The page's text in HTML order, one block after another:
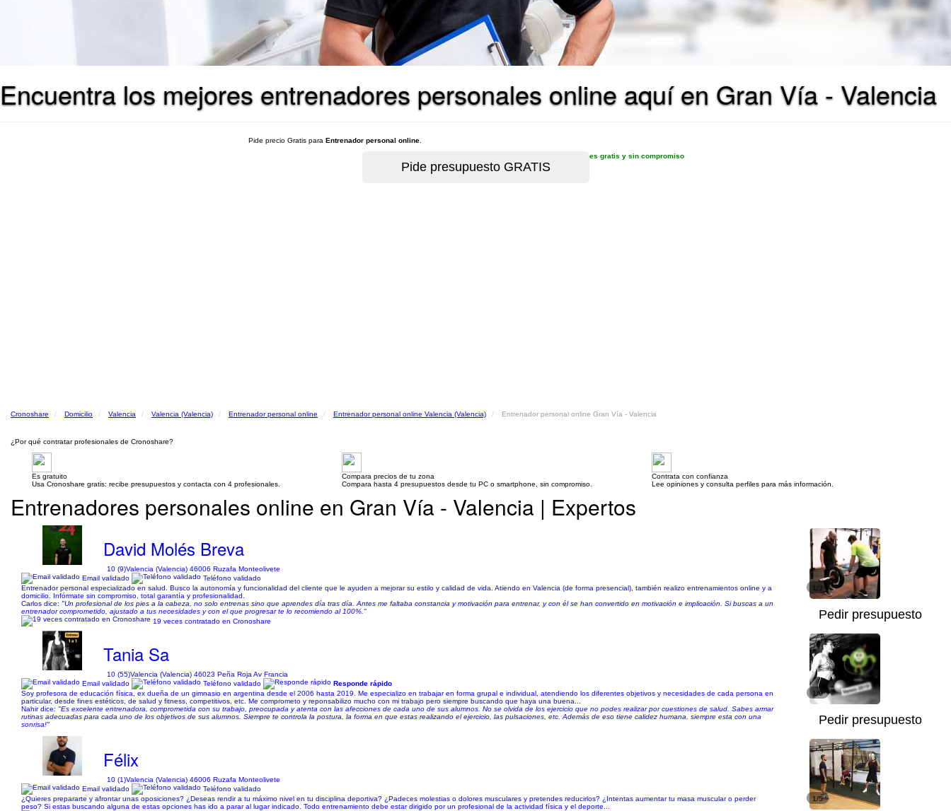
Encuentra los mejores entrenadores personales online aquí en Gran Vía - Valencia
Pide precio Gratis para Entrenador personal online
es gratis y sin compromiso
Cronoshare Domicilio Valencia Valencia (Valencia) Entrenador personal online Entrenador personal online Valencia (Valencia) Entrenador personal online Gran Vía - Valencia
¿Por qué contratar profesionales de Cronoshare?
Es gratuito
Usa Cronoshare gratis: recibe presupuestos y contacta con 4 profesionales.
Compara precios de tu zona
Compara hasta 4 presupuestos desde tu PC o smartphone, sin compromiso.
Contrata con confianza
Lee opiniones y consulta perfiles para más información.
Entrenadores personales online en Gran Vía - Valencia | Expertos
David Molés Breva
10 (9)Valencia (Valencia) 46006 Ruzafa Monteolivete
Email validado
Teléfono validado
Entrenador personal especializado en salud. Busco la autonomía y funcionalidad del cliente que le ayuden a mejorar su estilo y calidad de vida. Atiendo en Valencia (de forma presencial), también realizo entrenamientos online y a
domicilio. Infórmate sin compromiso, total garantía y profesionalidad.
Carlos dice: "Un profesional de los pies a la cabeza, no solo entrenas sino que aprendes día tras día. Antes me faltaba constancia y motivación para entrenar, y con él se han convertido en motivación e implicación. Si buscas a un
entrenador comprometido, ajustado a tus necesidades y con el que progresar te lo recomiendo al 100%."
19 veces contratado en Cronoshare
1/3
Pedir presupuesto
Tania Sa
10 (55)Valencia (Valencia) 46023 Peña Roja Av Francia
Email validado
Teléfono validado
Responde rápido
Soy profesora de educación física, ex dueña de un gimnasio en argentina desde el 2006 hasta 2019. Me especializo en trabajar en forma grupal e individual, atendiendo los diferentes objetivos y necesidades de cada persona en
particular, desde fines estéticos, de salud y fitness, competitivos, etc. Me comprometo y reponsabilizo mucho con mi trabajo pero siempre buscando que haya una buena...
Nahir dice: "Es excelente entrenadora, comprometida con su trabajo, preocupada y atenta con las afecciones de cada uno de sus alumnos. No se olvida de los ejercicio que no podes realizar por cuestiones de salud. Sabes armar
rutinas adecuadas para cada uno de los objetivos de sus alumnos. Siempre te controla la postura, la forma en que estas realizando el ejercicio, las pulsaciones, etc. Además de eso tiene calidez humana, siempre esta con una
sonrisa!"
1/9
Pedir presupuesto
Félix
10 (1)Valencia (Valencia) 46006 Ruzafa Monteolivete
Email validado
Teléfono validado
¿Quieres prepararte y afrontar unas oposiciones? ¿Deseas rendir a tu máximo nivel en tu disciplina deportiva? ¿Padeces molestias o dolores musculares y pretendes reducirlos? ¿Intentas aumentar tu masa muscular o perder
peso? Si estas buscando alguna de estas opciones has ido a parar al lugar indicado. Todo entrenamiento debe estar dirigido por un profesional de la actividad física y el deporte...
1/5